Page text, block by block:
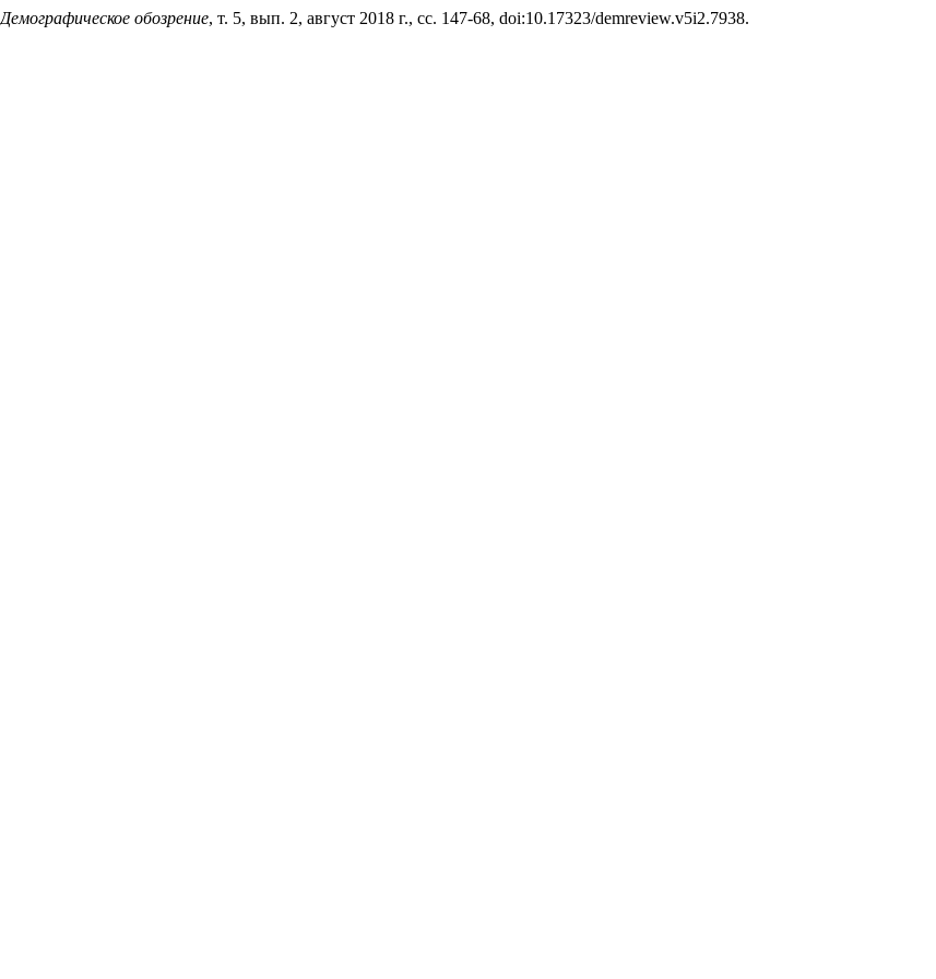
Демографическое обозрение, т. 5, вып. 2, август 2018 г., сс. 147-68, doi:10.17323/demreview.v5i2.7938.